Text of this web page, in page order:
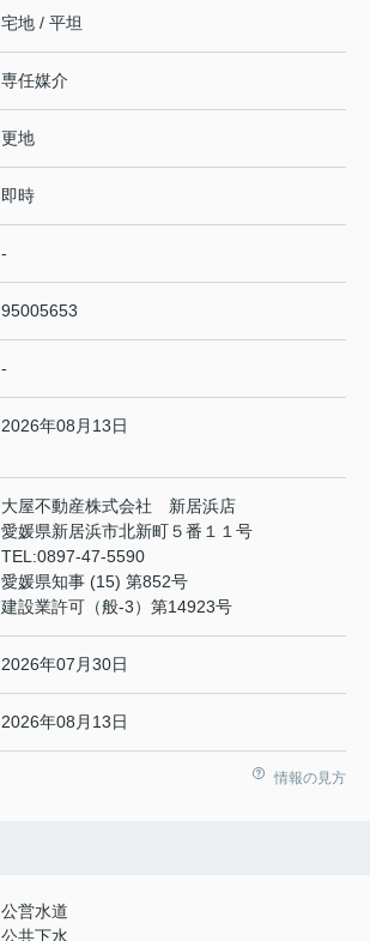
宅地 / 平坦
専任媒介
更地
即時
-
95005653
-
2026年08月13日
大屋不動産株式会社 新居浜店
愛媛県新居浜市北新町５番１１号
TEL:0897-47-5590
愛媛県知事 (15) 第852号
建設業許可（般-3）第14923号
2026年07月30日
2026年08月13日
情報の見方
公営水道
公共下水